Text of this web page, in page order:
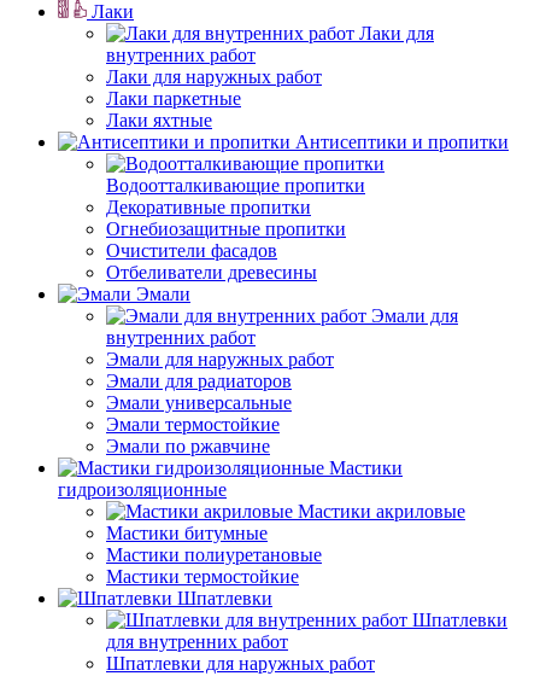
Лаки
Лаки для
внутренних работ
Лаки для наружных работ
Лаки паркетные
Лаки яхтные
Антисептики и пропитки
Водоотталкивающие пропитки
Декоративные пропитки
Огнебиозащитные пропитки
Очистители фасадов
Отбеливатели древесины
Эмали
Эмали для
внутренних работ
Эмали для наружных работ
Эмали для радиаторов
Эмали универсальные
Эмали термостойкие
Эмали по ржавчине
Мастики
гидроизоляционные
Мастики акриловые
Мастики битумные
Мастики полиуретановые
Мастики термостойкие
Шпатлевки
Шпатлевки
для внутренних работ
Шпатлевки для наружных работ